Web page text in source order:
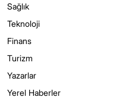
Sağlık
Teknoloji
Finans
Turizm
Yazarlar
Yerel Haberler